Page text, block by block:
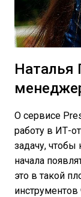
Наталья
О сервисе
работу в ИТ-
задачу, чтобы
начала
это в такой
инструментов